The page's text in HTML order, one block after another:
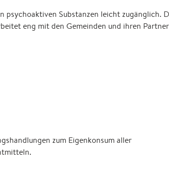
Substanzen leicht zugänglich.
eng mit den Gemeinden und ihren
zum Eigenkonsum aller